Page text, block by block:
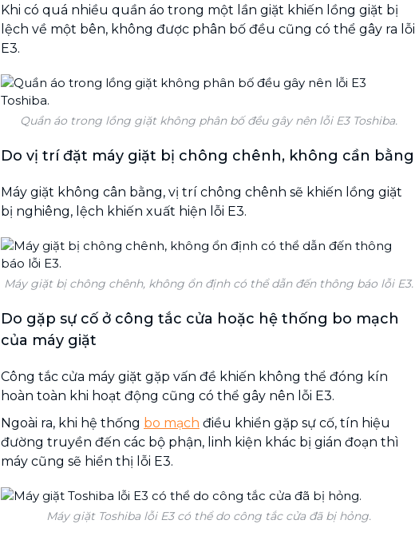
Khi có quá nhiều quần áo trong một lần giặt khiến lồng giặt bị
lệch về một bên, không được phân bố đều cũng có thể gây ra lỗi
E3.
Quần áo trong lồng giặt không phân bố đều gây nên lỗi E3 Toshiba.
Do vị trí đặt máy giặt bị chông chênh, không cần bằng
Máy giặt không cân bằng, vị trí chông chênh sẽ khiến lồng giặt
bị nghiêng, lệch khiến xuất hiện lỗi E3.
Máy giặt bị chông chênh, không ổn định có thể dẫn đến thông báo lỗi E3.
Do gặp sự cố ở công tắc cửa hoặc hệ thống bo mạch
của máy giặt
Công tắc cửa máy giặt gặp vấn đề khiến không thể đóng kín
hoàn toàn khi hoạt động cũng có thể gây nên lỗi E3.
Ngoài ra, khi hệ thống bo mạch điều khiển gặp sự cố, tín hiệu
đường truyền đến các bộ phận, linh kiện khác bị gián đoạn thì
máy cũng sẽ hiển thị lỗi E3.
Máy giặt Toshiba lỗi E3 có thể do công tắc cửa đã bị hỏng.